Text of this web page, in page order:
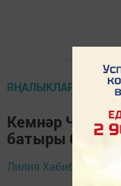
ЯҢАЛЫКЛАР
Кемнәр Чаллы
батыры
Лилия Хәбибҗанова,